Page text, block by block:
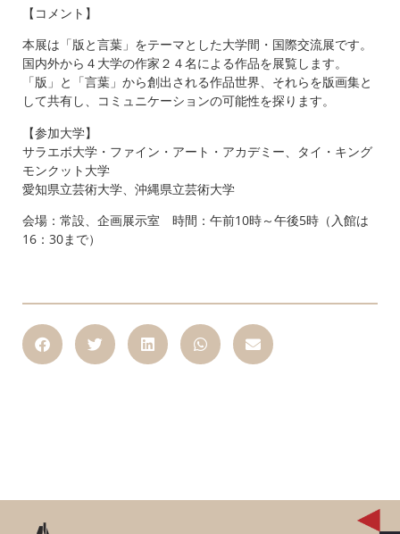
【コメント】
本展は「版と言葉」をテーマとした大学間・国際交流展です。
国内外から４大学の作家２４名による作品を展覧します。
「版」と「言葉」から創出される作品世界、それらを版画集と
して共有し、コミュニケーションの可能性を探ります。
【参加大学】
サラエボ大学・ファイン・アート・アカデミー、タイ・キング
モンクット大学
愛知県立芸術大学、沖縄県立芸術大学
会場：常設、企画展示室 時間：午前10時～午後5時（入館は
16：30まで）